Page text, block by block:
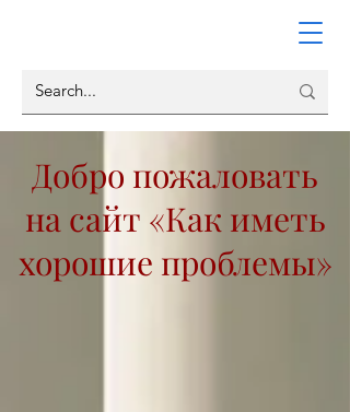
Добро пожаловать
на сайт «Как иметь
хорошие проблемы»